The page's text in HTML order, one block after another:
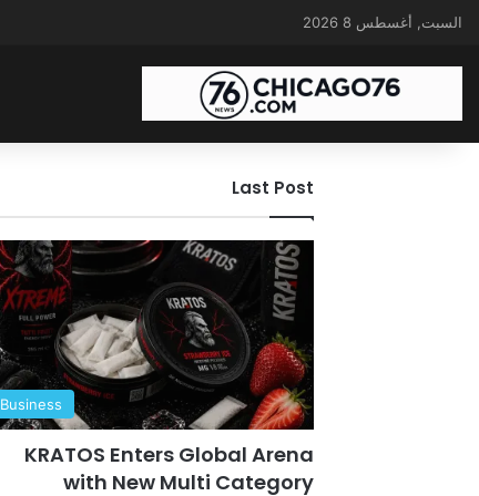
السبت, أغسطس 8 2026
Last Post
Business
KRATOS Enters Global Arena
with New Multi Category